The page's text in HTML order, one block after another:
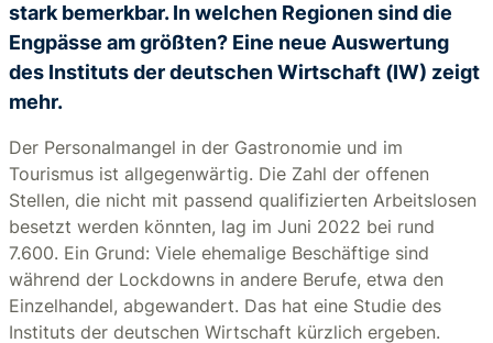
stark bemerkbar. In welchen Regionen sind die
Engpässe am größten? Eine neue Auswertung
des Instituts der deutschen Wirtschaft (IW) zeigt
mehr.
Der Personalmangel in der Gastronomie und im
Tourismus ist allgegenwärtig. Die Zahl der offenen
Stellen, die nicht mit passend qualifizierten Arbeitslosen
besetzt werden könnten, lag im Juni 2022 bei rund
7.600. Ein Grund: Viele ehemalige Beschäftige sind
während der Lockdowns in andere Berufe, etwa den
Einzelhandel, abgewandert. Das hat eine Studie des
Instituts der deutschen Wirtschaft kürzlich ergeben.